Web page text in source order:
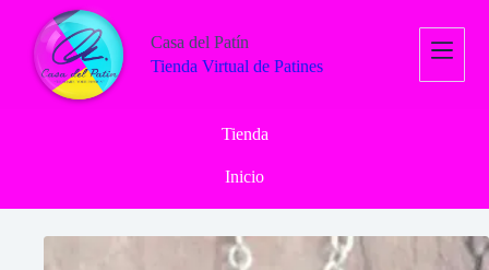
contenido
Casa del Patín
Tienda Virtual de Patines
Tienda
Inicio